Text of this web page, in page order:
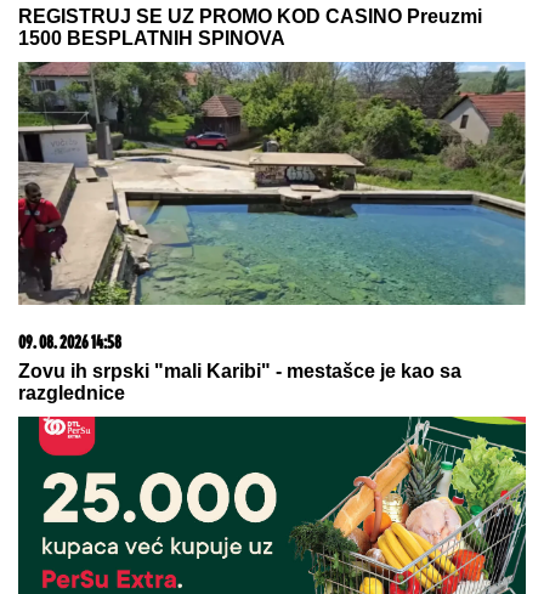
23. 07. 2026 12:47
Letnje večeri u gradu više nisu rezervisane za vikend:
Zašto sve više ljudi bira večeru koja se spontano
pretvori u druženje
10. 08. 2026 01:01
Uključila se Boginja uživo u program, ne krije kajanje
zbog sukoba sa Ivanom, a za Bebicu nije birala reči:
Ostao je bez ušiju kada...! (VIDEO)